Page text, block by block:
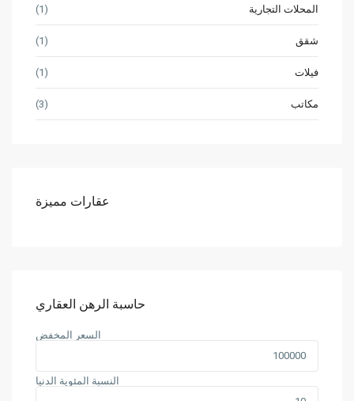
المحلات التجارية (1)
شقق (1)
فيلات (1)
مكاتب (3)
عقارات مميزة
حاسبة الرهن العقاري
السعر المخفض
النسبة المئوية الدنيا